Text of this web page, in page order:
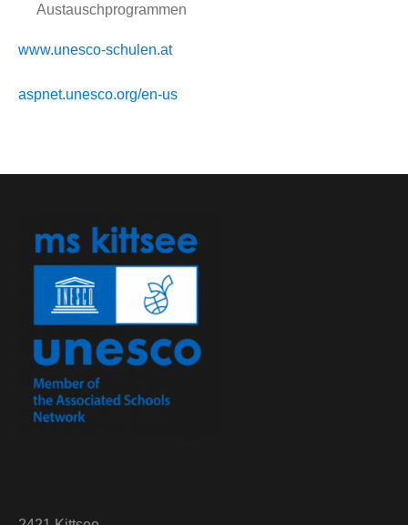
Austauschprogrammen
www.unesco-schulen.at
aspnet.unesco.org/en-us